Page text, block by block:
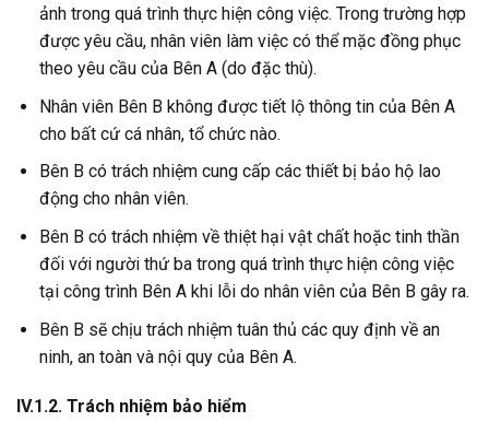
ảnh trong quá trình thực hiện công việc. Trong trường hợp
được yêu cầu, nhân viên làm việc có thể mặc đồng phục
theo yêu cầu của Bên A (do đặc thù).
Nhân viên Bên B không được tiết lộ thông tin của Bên A
cho bất cứ cá nhân, tổ chức nào.
Bên B có trách nhiệm cung cấp các thiết bị bảo hộ lao
động cho nhân viên.
Bên B có trách nhiệm về thiệt hại vật chất hoặc tinh thần
đối với người thứ ba trong quá trình thực hiện công việc
tại công trình Bên A khi lỗi do nhân viên của Bên B gây ra.
Bên B sẽ chịu trách nhiệm tuân thủ các quy định về an
ninh, an toàn và nội quy của Bên A.
IV.1.2. Trách nhiệm bảo hiểm